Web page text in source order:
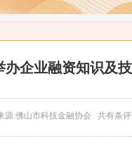
办企业融资知识及
:佛山市科技金融协会 共有条